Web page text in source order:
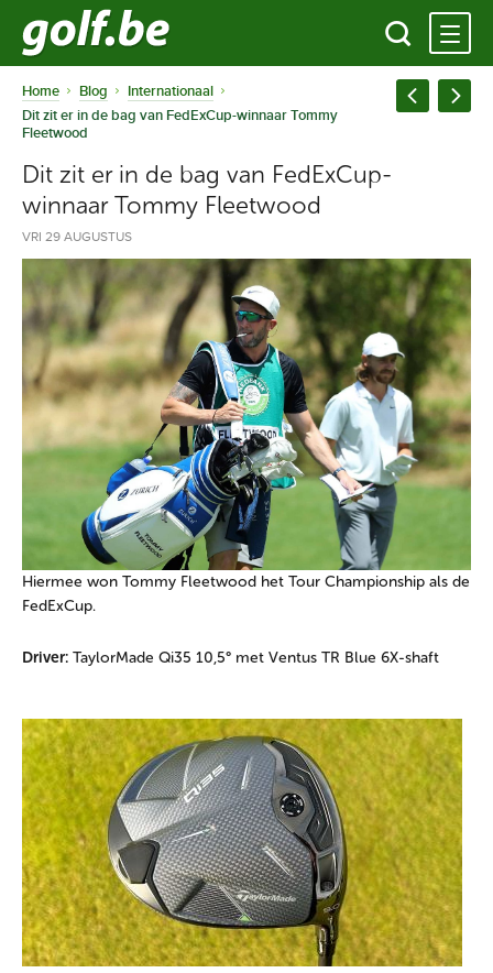
Home Blog
Internationaal
Dit zit er in de bag van FedExCup-winnaar Tommy
Fleetwood
Dit zit er in de bag van FedExCup-
winnaar Tommy Fleetwood
VRI 29 AUGUSTUS
Hiermee won Tommy Fleetwood het Tour Championship als de
FedExCup.
Driver: TaylorMade Qi35 10,5° met Ventus TR Blue 6X-shaft